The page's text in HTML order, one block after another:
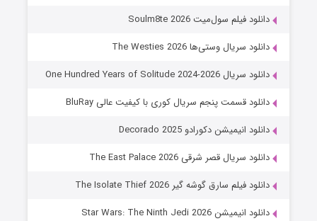
جادوگری در مغولستان
قسمت۱۴ (زیرنویس) منتشر شد
دانلود فیلم سول‌میت Soulm8te 2026
دانلود سریال وستی‌ها The Westies 2026
دانلود سریال One Hundred Years of Solitude 2024-2026
دانلود قسمت پنجم سریال کوری با کیفیت عالی BluRay
دانلود انیمیشن دکورادو Decorado 2025
دانلود سریال قصر شرقی The East Palace 2026
دانلود فیلم سارق گوشه گیر The Isolate Thief 2026
دانلود انیمیشن Star Wars: The Ninth Jedi 2026